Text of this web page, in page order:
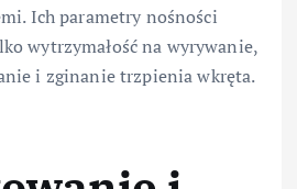
Ich parametry nośności
wytrzymałość na wyrywanie,
i zginanie trzpienia wkręta.